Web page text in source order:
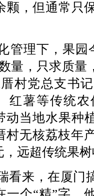
颗，但通常只
管理下，果园
量，只求质量
村党总支书
红薯等传统
动当地水果种
村无核荔枝年
远超传统果树
看来，在厦门